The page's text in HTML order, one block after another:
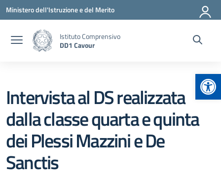
Vai ai contenuti
Vai al menu di navigazione
Vai al footer
Ministero dell'Istruzione e del Merito
Istituto Comprensivo
DD1 Cavour
Intervista al DS realizzata
dalla classe quarta e quinta
dei Plessi Mazzini e De
Sanctis